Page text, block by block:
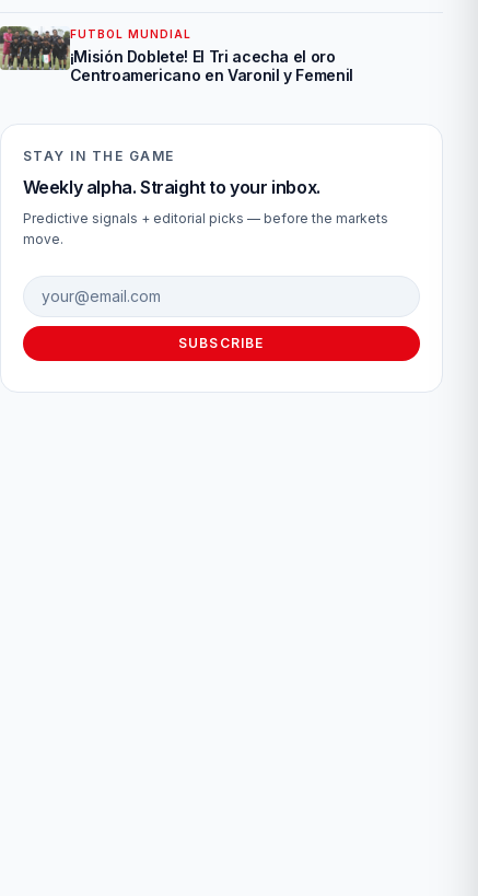
FUTBOL MUNDIAL
¡Misión Doblete! El Tri acecha el oro
Centroamericano en Varonil y Femenil
STAY IN THE GAME
Weekly alpha. Straight to your inbox.
Predictive signals + editorial picks — before the markets
move.
Email address
SUBSCRIBE